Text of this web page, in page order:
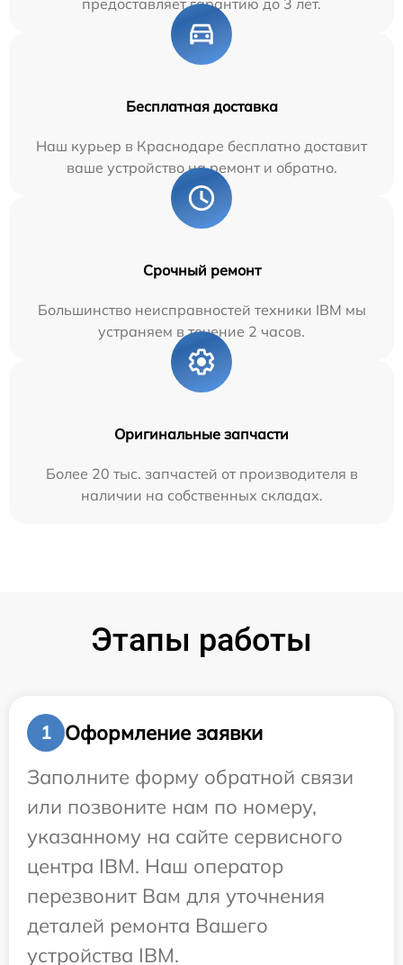
предоставляет гарантию до 3 лет.
Бесплатная доставка
Наш курьер в Краснодаре бесплатно доставит
ваше устройство на ремонт и обратно.
Срочный ремонт
Большинство неисправностей техники IBM мы
устраняем в течение 2 часов.
Оригинальные запчасти
Более 20 тыс. запчастей от производителя в
наличии на собственных складах.
Этапы работы
1
Оформление заявки
Заполните форму обратной связи
или позвоните нам по номеру,
указанному на сайте сервисного
центра IBM. Наш оператор
перезвонит Вам для уточнения
деталей ремонта Вашего
устройства IBM.